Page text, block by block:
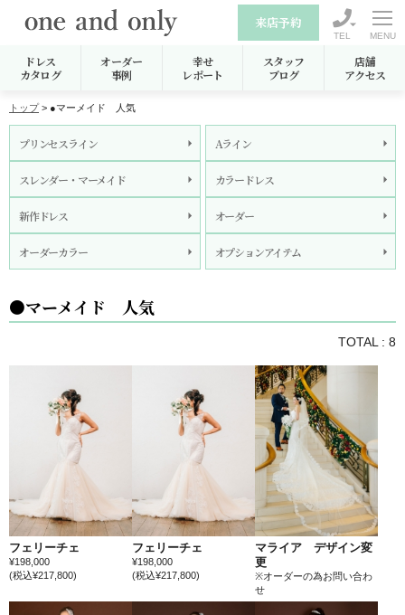
来店予約
TEL
ドレス
カタログ
オーダー
事例
幸せ
レポート
スタッフ
ブログ
店舗
アクセス
トップ> ●マーメイド 人気
プリンセスライン Aライン
スレンダー・マーメイド カラードレス
新作ドレス オーダー
オーダーカラー オプションアイテム
●マーメイド 人気
TOTAL : 8
フェリーチェ
¥198,000
(税込¥217,800)
フェリーチェ
¥198,000
(税込¥217,800)
マライア デザイン変
更
※オーダーの為お問い合わ
せ